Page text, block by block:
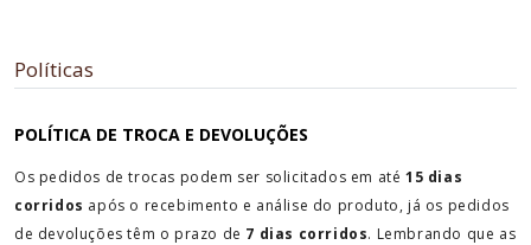
Políticas
POLÍTICA DE TROCA E DEVOLUÇÕES
Os pedidos de trocas podem ser solicitados em até 15 dias
corridos após o recebimento e análise do produto, já os pedidos
de devoluções têm o prazo de 7 dias corridos. Lembrando que as